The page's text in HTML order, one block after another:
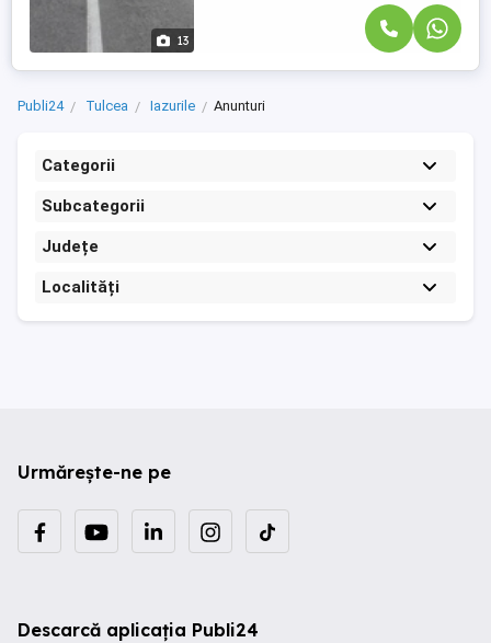
13
Publi24 Tulcea Iazurile Anunturi
Categorii
Subcategorii
Județe
Localități
Urmărește-ne pe
Descarcă aplicația Publi24